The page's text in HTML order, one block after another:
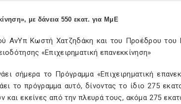
με δάνεια 550 εκατ. για ΜμΕ
ΑνΥπ Κωστή Χατζηδάκη και του Προέδρου του
«Επιχειρηματική επανεκκίνηση»
σήμερα το Πρόγραμμα «Επιχειρηματική
το πρόγραμμα αυτό, δίνοντας το ίδιο 275
και εκείνες από την πλευρά τους, ακόμα 275